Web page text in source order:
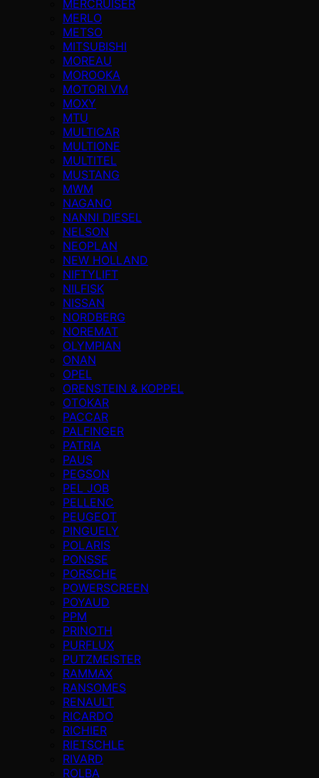
MERCRUISER
MERLO
METSO
MITSUBISHI
MOREAU
MOROOKA
MOTORI VM
MOXY
MTU
MULTICAR
MULTIONE
MULTITEL
MUSTANG
MWM
NAGANO
NANNI DIESEL
NELSON
NEOPLAN
NEW HOLLAND
NIFTYLIFT
NILFISK
NISSAN
NORDBERG
NOREMAT
OLYMPIAN
ONAN
OPEL
ORENSTEIN & KOPPEL
OTOKAR
PACCAR
PALFINGER
PATRIA
PAUS
PEGSON
PEL JOB
PELLENC
PEUGEOT
PINGUELY
POLARIS
PONSSE
PORSCHE
POWERSCREEN
POYAUD
PPM
PRINOTH
PURFLUX
PUTZMEISTER
RAMMAX
RANSOMES
RENAULT
RICARDO
RICHIER
RIETSCHLE
RIVARD
ROLBA